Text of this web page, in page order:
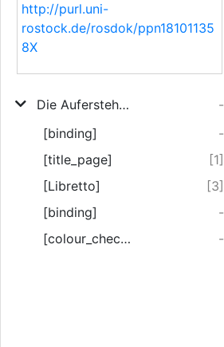
http://purl.uni-
rostock.de/rosdok/ppn18101135
8X
Die Auferstehung Christi
-
[binding]
-
[title_page]
[1]
[Libretto]
[3]
[binding]
-
[colour_checker]
-